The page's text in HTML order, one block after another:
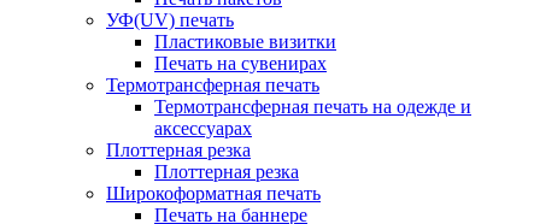
УФ(UV) печать
Пластиковые визитки
Печать на сувенирах
Термотрансферная печать
Термотрансферная печать на одежде и
аксессуарах
Плоттерная резка
Плоттерная резка
Широкоформатная печать
Печать на баннере